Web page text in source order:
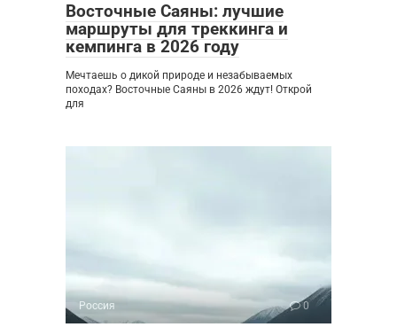
Восточные Саяны: лучшие
маршруты для треккинга и
кемпинга в 2026 году
Мечтаешь о дикой природе и незабываемых
походах? Восточные Саяны в 2026 ждут! Открой
для
Россия 0